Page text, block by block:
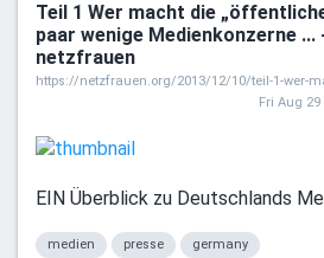
Teil 1 Wer macht die
paar wenige Medienkonzerne
netzfrauen
Fri Aug 29
EIN Überblick zu Deutschlands
medien presse germany